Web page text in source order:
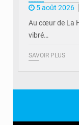
5 août 2026
Au cœur de La
vibré…
SAVOIR PLUS